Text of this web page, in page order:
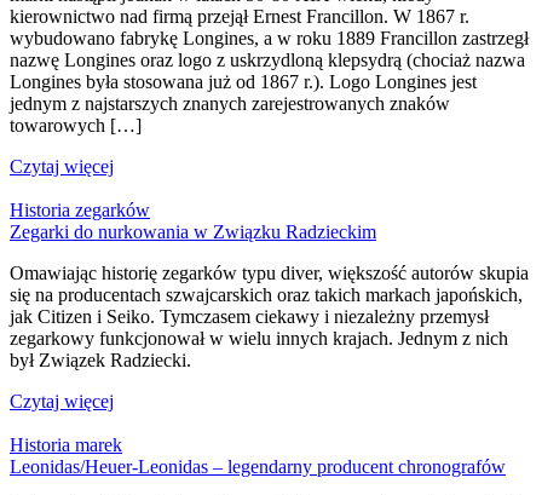
kierownictwo nad firmą przejął Ernest Francillon. W 1867 r.
wybudowano fabrykę Longines, a w roku 1889 Francillon zastrzegł
nazwę Longines oraz logo z uskrzydloną klepsydrą (chociaż nazwa
Longines była stosowana już od 1867 r.). Logo Longines jest
jednym z najstarszych znanych zarejestrowanych znaków
towarowych […]
Czytaj więcej
Historia zegarków
Zegarki do nurkowania w Związku Radzieckim
Omawiając historię zegarków typu diver, większość autorów skupia
się na producentach szwajcarskich oraz takich markach japońskich,
jak Citizen i Seiko. Tymczasem ciekawy i niezależny przemysł
zegarkowy funkcjonował w wielu innych krajach. Jednym z nich
był Związek Radziecki.
Czytaj więcej
Historia marek
Leonidas/Heuer-Leonidas – legendarny producent chronografów